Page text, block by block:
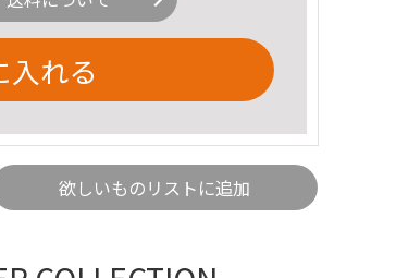
入れる
欲しいものリストに追加